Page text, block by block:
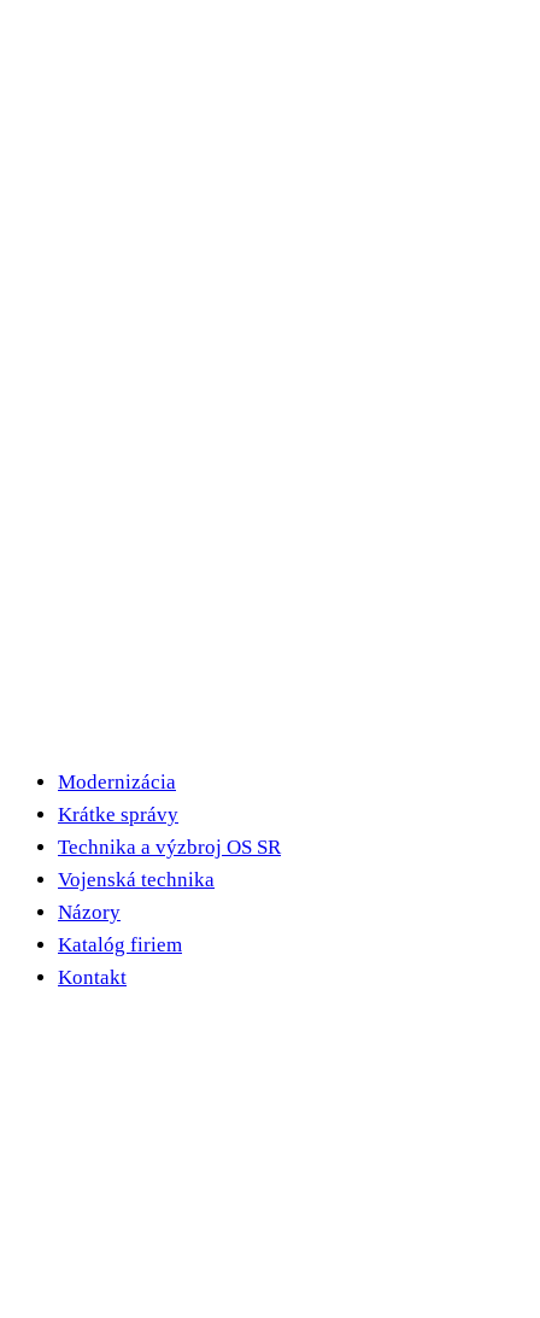
Modernizácia
Krátke správy
Technika a výzbroj OS SR
Vojenská technika
Názory
Katalóg firiem
Kontakt